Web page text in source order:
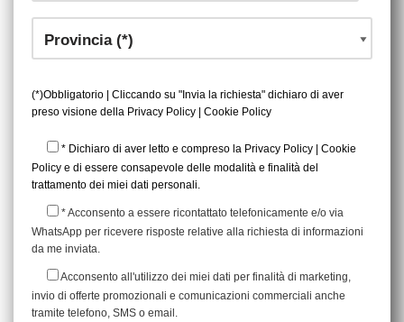
(*)Obbligatorio | Cliccando su "Invia la richiesta" dichiaro di aver
preso visione della Privacy Policy Cookie Policy
* Dichiaro di aver letto e compreso la Privacy Policy
Cookie
Policy e di essere consapevole delle modalità e finalità del
trattamento dei miei dati personali.
* Acconsento a essere ricontattato telefonicamente e/o via
WhatsApp per ricevere risposte relative alla richiesta di informazioni
da me inviata.
Acconsento all'utilizzo dei miei dati per finalità di marketing,
invio di offerte promozionali e comunicazioni commerciali anche
tramite telefono, SMS o email.